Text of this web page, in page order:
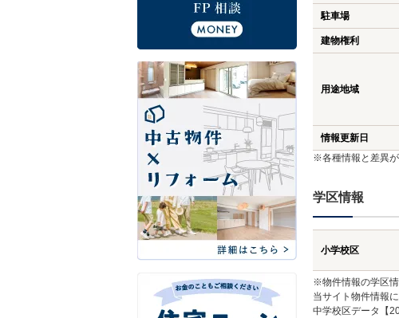
駐車場
建物権利
用途地域
情報更新日
※各種情報と差異
学区情報
小学校区
※物件情報の学区
当サイト物件情報
中学校区データ【